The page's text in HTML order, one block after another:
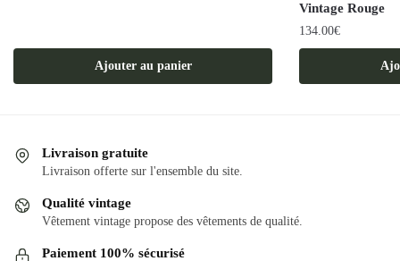
Ajouter au panier
Vintage Rouge
134.00€
Livraison gratuite
Livraison offerte sur l'ensemble du site.
Qualité vintage
Vêtement vintage propose des vêtements de qualité.
Paiement 100% sécurisé